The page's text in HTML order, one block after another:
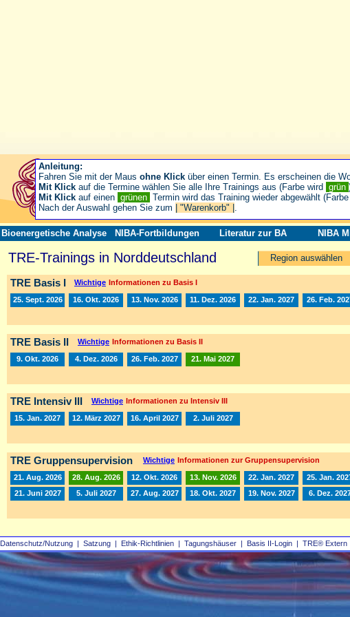
Datenschutz/Nutzung | Satzung | Ethik-Richtlinien | Tagungshäuser | Basis II‑Login | TRE® Extern
Bioenergetische Analyse NIBA-Fortbildungen Literatur zur BA NIBA
TRE-Trainings in Norddeutschland Region auswählen
TRE Basis I Wichtige Informationen zu Basis I
25. Sept. 2026 16. Okt. 2026 13. Nov. 2026 11. Dez. 2026 22. Jan. 2027 26. Feb.
TRE Basis II Wichtige Informationen zu Basis II
9. Okt. 2026 4. Dez. 2026 26. Feb. 2027 21. Mai 2027
TRE Intensiv III Wichtige Informationen zu Intensiv III
15. Jan. 2027 12. März 2027 16. April 2027 2. Juli 2027
TRE Gruppensupervision Wichtige Informationen zur Gruppensupervision
21. Aug. 2026 28. Aug. 2026 12. Okt. 2026 13. Nov. 2026 22. Jan. 2027 25. Jan.
21. Juni 2027
5. Juli 2027 27. Aug. 2027 18. Okt. 2027 19. Nov. 2027 6. Dez.
Anleitung:
Fahren Sie mit der Maus ohne Klick über einen Termin. Es erscheinen die
Mit Klick auf die Termine wählen Sie alle Ihre Trainings aus (Farbe wird grün
Mit Klick auf einen grünen Termin wird das Training wieder abgewählt
Nach der Auswahl gehen Sie zum
| "Warenkorb" | .